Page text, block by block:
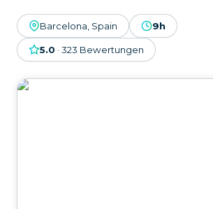
Barcelona, Spain 9h
5.0 · 323 Bewertungen